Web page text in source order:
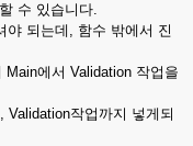
수 있습니다.
야 되는데, 함수 밖에서 진
에서 Validation 작업을
작업까지 넣게되